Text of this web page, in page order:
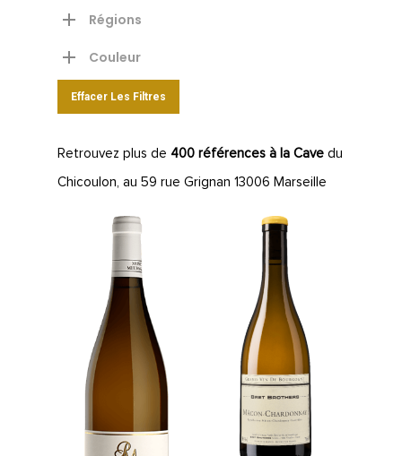
Régions
Couleur
Effacer Les Filtres
Retrouvez plus de 400 références à la Cave du
Chicoulon, au 59 rue Grignan 13006 Marseille